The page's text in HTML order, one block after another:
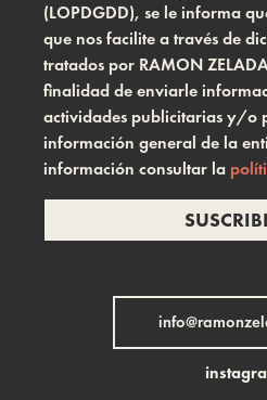
(LOPDGDD), se le informa
que nos facilite a través de
tratados por RAMON
finalidad de enviarle
actividades publicitarias y/o
información general de la
información consultar la